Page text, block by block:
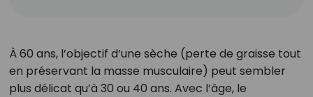
À 60 ans, l’objectif d’une sèche (perte de graisse tout
en préservant la masse musculaire) peut sembler
plus délicat qu’à 30 ou 40 ans. Avec l’âge, le